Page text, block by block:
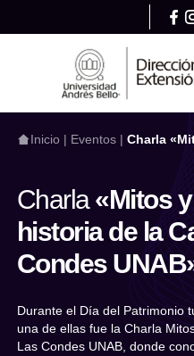
¿Qué estás
Filtrar por
Categoría
Inicio | Eventos | Charla
Charla«Mitos
historia de la
Condes
Durante el Día del Patrimonio
una de ellas fue la Charla
Las Condes UNAB, donde